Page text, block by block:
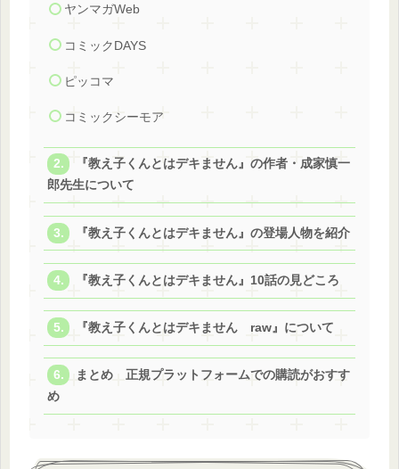
ヤンマガWeb
コミックDAYS
ピッコマ
コミックシーモア
『教え子くんとはデキません』の作者・成家慎一
郎先生について
『教え子くんとはデキません』の登場人物を紹介
『教え子くんとはデキません』10話の見どころ
『教え子くんとはデキません raw』について
まとめ 正規プラットフォームでの購読がおすす
め